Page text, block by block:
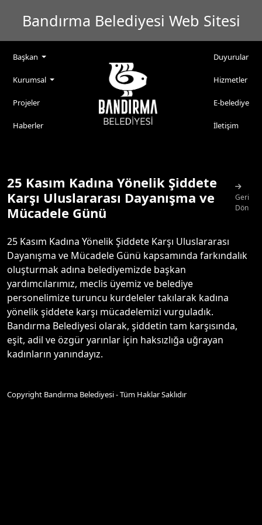
Bandırma Belediyesi Web Sitesi
Başkan
Kurumsal
Projeler
Haberler
Duyurular
Hizmetler
E-belediye
İletişim
25 Kasım Kadına Yönelik Şiddete
Karşı Uluslararası Dayanışma ve
Mücadele Günü
Geri
Dön
25 Kasım Kadına Yönelik Şiddete Karşı Uluslararası
Dayanışma ve Mücadele Günü kapsamında farkındalık
oluşturmak adına belediyemizde başkan
yardımcılarımız, meclis üyemiz ve belediye
personelimize turuncu kurdeleler takılarak kadına
yönelik şiddete karşı mücadelemizi vurguladık.
Bandırma Belediyesi olarak, şiddetin tam karşısında,
eşit, adil ve özgür yarınlar için haksızlığa uğrayan
kadınların yanındayız.
Copyright Bandırma Belediyesi - Tüm Haklar Saklıdır